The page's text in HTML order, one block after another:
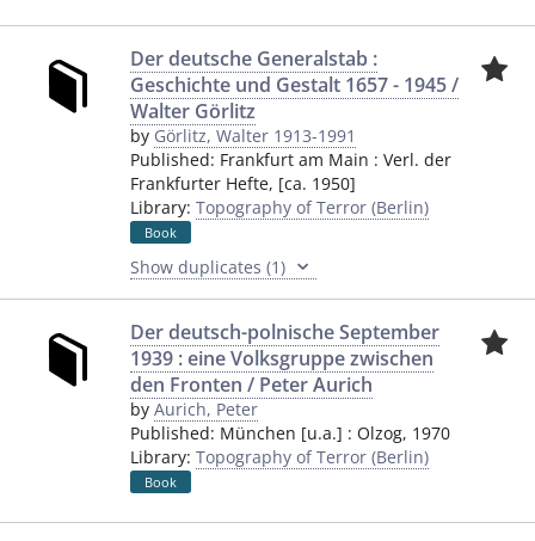
Der deutsche Generalstab :
Geschichte und Gestalt 1657 - 1945 /
Walter Görlitz
by Görlitz, Walter 1913-1991
Published: Frankfurt am Main : Verl. der
Frankfurter Hefte, [ca. 1950]
Library: Topography of Terror (Berlin)
Book
Show duplicates (1)
Der deutsch-polnische September
1939 : eine Volksgruppe zwischen
den Fronten / Peter Aurich
by Aurich, Peter
Published: München [u.a.] : Olzog, 1970
Library: Topography of Terror (Berlin)
Book